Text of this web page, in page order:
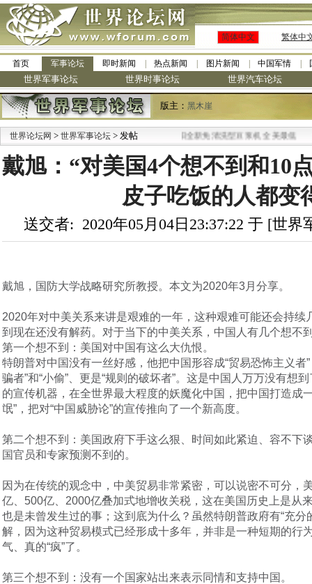
简体中文 繁体中
首页 军事论坛 即时新闻 热点新闻 图片新闻 中国军情
世界军事论坛 世界时事论坛 世界汽车论坛
版主： 黑木崖
世界论坛网 > 世界军事论坛 > 发帖
·九阳全新免清洗型豆浆机 全美最低
戴旭：“对美国4个想不到和
皮子吃饭的人都变
送交者: 2020年05月04日23:37:22 于 [世
戴旭，国防大学战略研究所教授。本文为2020年3月分享。
2020年对中美关系来讲是艰难的一年，这种艰难可能还会持续
到现在还没有解药。对于当下的中美关系，中国人有几个想不
第一个想不到：美国对中国有这么大仇恨。
特朗普对中国没有一丝好感，他把中国形容成“贸易恐怖主义者”
骗者”和“小偷”、更是“规则的破坏者”。这是中国人万万没有想
的宣传机器，在全世界最大程度的妖魔化中国，把中国打造成
氓”，把对“中国威胁论”的宣传推向了一个新高度。
第二个想不到：美国政府下手这么狠、时间如此紧迫、容不下
国官员和专家预测不到的。
因为在传统的观念中，中美贸易非常紧密，可以说密不可分，
亿、500亿、2000亿叠加式地增收关税，这在美国历史上是从
也是未曾发生过的事；这到底为什么？虽然特朗普政府有“充分
解，因为这种贸易模式已经形成十多年，并非是一种短期的行
气、真的“疯”了。
第三个想不到：没有一个国家站出来表示同情和支持中国。